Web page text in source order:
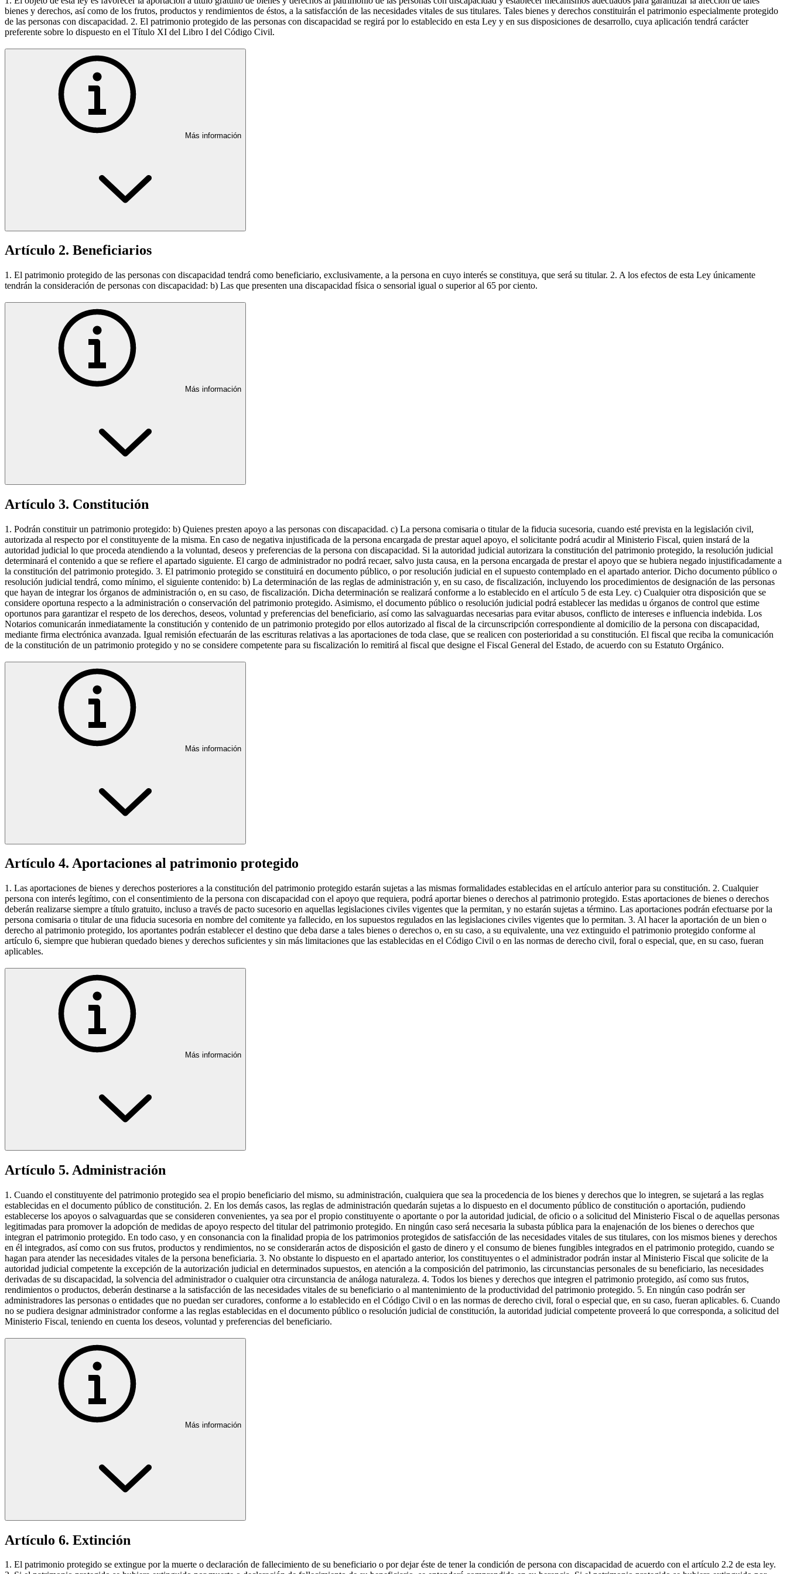
bienes y derechos, así como de los frutos, productos y rendimientos de éstos, a la satisfacción de las necesidades vitales de sus titulares. Tales bienes y derechos constituirán el patrimonio especialmente protegido
de las personas con discapacidad. 2. El patrimonio protegido de las personas con discapacidad se regirá por lo establecido en esta Ley y en sus disposiciones de desarrollo, cuya aplicación tendrá carácter
preferente sobre lo dispuesto en el Título XI del Libro I del Código Civil.
Más información
Artículo 2. Beneficiarios
1. El patrimonio protegido de las personas con discapacidad tendrá como beneficiario, exclusivamente, a la persona en cuyo interés se constituya, que será su titular. 2. A los efectos de esta Ley únicamente
tendrán la consideración de personas con discapacidad: b) Las que presenten una discapacidad física o sensorial igual o superior al 65 por ciento.
Más información
Artículo 3. Constitución
1. Podrán constituir un patrimonio protegido: b) Quienes presten apoyo a las personas con discapacidad. c) La persona comisaria o titular de la fiducia sucesoria, cuando esté prevista en la legislación civil,
autorizada al respecto por el constituyente de la misma. En caso de negativa injustificada de la persona encargada de prestar aquel apoyo, el solicitante podrá acudir al Ministerio Fiscal, quien instará de la
autoridad judicial lo que proceda atendiendo a la voluntad, deseos y preferencias de la persona con discapacidad. Si la autoridad judicial autorizara la constitución del patrimonio protegido, la resolución judicial
determinará el contenido a que se refiere el apartado siguiente. El cargo de administrador no podrá recaer, salvo justa causa, en la persona encargada de prestar el apoyo que se hubiera negado injustificadamente a
la constitución del patrimonio protegido. 3. El patrimonio protegido se constituirá en documento público, o por resolución judicial en el supuesto contemplado en el apartado anterior. Dicho documento público o
resolución judicial tendrá, como mínimo, el siguiente contenido: b) La determinación de las reglas de administración y, en su caso, de fiscalización, incluyendo los procedimientos de designación de las personas
que hayan de integrar los órganos de administración o, en su caso, de fiscalización. Dicha determinación se realizará conforme a lo establecido en el artículo 5 de esta Ley. c) Cualquier otra disposición que se
considere oportuna respecto a la administración o conservación del patrimonio protegido. Asimismo, el documento público o resolución judicial podrá establecer las medidas u órganos de control que estime
oportunos para garantizar el respeto de los derechos, deseos, voluntad y preferencias del beneficiario, así como las salvaguardas necesarias para evitar abusos, conflicto de intereses e influencia indebida. Los
Notarios comunicarán inmediatamente la constitución y contenido de un patrimonio protegido por ellos autorizado al fiscal de la circunscripción correspondiente al domicilio de la persona con discapacidad,
mediante firma electrónica avanzada. Igual remisión efectuarán de las escrituras relativas a las aportaciones de toda clase, que se realicen con posterioridad a su constitución. El fiscal que reciba la comunicación
de la constitución de un patrimonio protegido y no se considere competente para su fiscalización lo remitirá al fiscal que designe el Fiscal General del Estado, de acuerdo con su Estatuto Orgánico.
Más información
Artículo 4. Aportaciones al patrimonio protegido
1. Las aportaciones de bienes y derechos posteriores a la constitución del patrimonio protegido estarán sujetas a las mismas formalidades establecidas en el artículo anterior para su constitución. 2. Cualquier
persona con interés legítimo, con el consentimiento de la persona con discapacidad con el apoyo que requiera, podrá aportar bienes o derechos al patrimonio protegido. Estas aportaciones de bienes o derechos
deberán realizarse siempre a título gratuito, incluso a través de pacto sucesorio en aquellas legislaciones civiles vigentes que la permitan, y no estarán sujetas a término. Las aportaciones podrán efectuarse por la
persona comisaria o titular de una fiducia sucesoria en nombre del comitente ya fallecido, en los supuestos regulados en las legislaciones civiles vigentes que lo permitan. 3. Al hacer la aportación de un bien o
derecho al patrimonio protegido, los aportantes podrán establecer el destino que deba darse a tales bienes o derechos o, en su caso, a su equivalente, una vez extinguido el patrimonio protegido conforme al
artículo 6, siempre que hubieran quedado bienes y derechos suficientes y sin más limitaciones que las establecidas en el Código Civil o en las normas de derecho civil, foral o especial, que, en su caso, fueran
aplicables.
Más información
Artículo 5. Administración
1. Cuando el constituyente del patrimonio protegido sea el propio beneficiario del mismo, su administración, cualquiera que sea la procedencia de los bienes y derechos que lo integren, se sujetará a las reglas
establecidas en el documento público de constitución. 2. En los demás casos, las reglas de administración quedarán sujetas a lo dispuesto en el documento público de constitución o aportación, pudiendo
establecerse los apoyos o salvaguardas que se consideren convenientes, ya sea por el propio constituyente o aportante o por la autoridad judicial, de oficio o a solicitud del Ministerio Fiscal o de aquellas personas
legitimadas para promover la adopción de medidas de apoyo respecto del titular del patrimonio protegido. En ningún caso será necesaria la subasta pública para la enajenación de los bienes o derechos que
integran el patrimonio protegido. En todo caso, y en consonancia con la finalidad propia de los patrimonios protegidos de satisfacción de las necesidades vitales de sus titulares, con los mismos bienes y derechos
en él integrados, así como con sus frutos, productos y rendimientos, no se considerarán actos de disposición el gasto de dinero y el consumo de bienes fungibles integrados en el patrimonio protegido, cuando se
hagan para atender las necesidades vitales de la persona beneficiaria. 3. No obstante lo dispuesto en el apartado anterior, los constituyentes o el administrador podrán instar al Ministerio Fiscal que solicite de la
autoridad judicial competente la excepción de la autorización judicial en determinados supuestos, en atención a la composición del patrimonio, las circunstancias personales de su beneficiario, las necesidades
derivadas de su discapacidad, la solvencia del administrador o cualquier otra circunstancia de análoga naturaleza. 4. Todos los bienes y derechos que integren el patrimonio protegido, así como sus frutos,
rendimientos o productos, deberán destinarse a la satisfacción de las necesidades vitales de su beneficiario o al mantenimiento de la productividad del patrimonio protegido. 5. En ningún caso podrán ser
administradores las personas o entidades que no puedan ser curadores, conforme a lo establecido en el Código Civil o en las normas de derecho civil, foral o especial que, en su caso, fueran aplicables. 6. Cuando
no se pudiera designar administrador conforme a las reglas establecidas en el documento público o resolución judicial de constitución, la autoridad judicial competente proveerá lo que corresponda, a solicitud del
Ministerio Fiscal, teniendo en cuenta los deseos, voluntad y preferencias del beneficiario.
Más información
Artículo 6. Extinción
1. El patrimonio protegido se extingue por la muerte o declaración de fallecimiento de su beneficiario o por dejar éste de tener la condición de persona con discapacidad de acuerdo con el artículo 2.2 de esta ley.